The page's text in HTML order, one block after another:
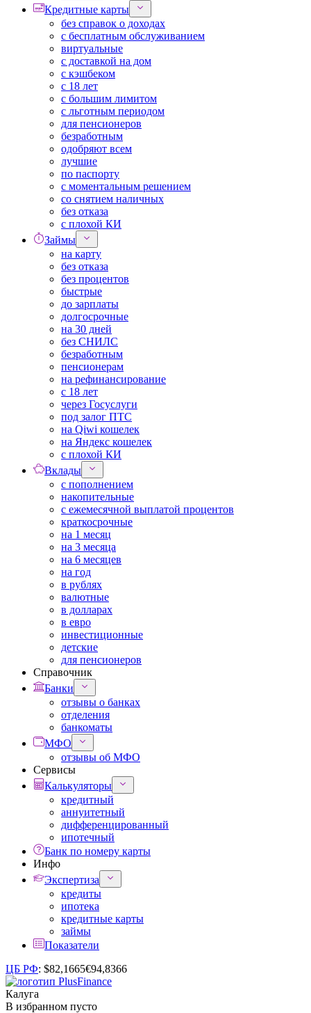
Кредитные карты
без справок о доходах
с бесплатным обслуживанием
виртуальные
с доставкой на дом
с кэшбеком
с 18 лет
с большим лимитом
с льготным периодом
для пенсионеров
безработным
одобряют всем
лучшие
по паспорту
с моментальным решением
со снятием наличных
без отказа
с плохой КИ
Займы
на карту
без отказа
без процентов
быстрые
до зарплаты
долгосрочные
на 30 дней
без СНИЛС
безработным
пенсионерам
на рефинансирование
с 18 лет
через Госуслуги
под залог ПТС
на Qiwi кошелек
на Яндекс кошелек
с плохой КИ
Вклады
с пополнением
накопительные
с ежемесячной выплатой процентов
краткосрочные
на 1 месяц
на 3 месяца
на 6 месяцев
на год
в рублях
валютные
в долларах
в евро
инвестиционные
детские
для пенсионеров
Справочник
Банки
отзывы о банках
отделения
банкоматы
МФО
отзывы об МФО
Сервисы
Калькуляторы
кредитный
аннуитетный
дифференцированный
ипотечный
Банк по номеру карты
Инфо
Экспертиза
кредиты
ипотека
кредитные карты
займы
Показатели
ЦБ РФ: $82,1665€94,8366
Калуга
В избранном пусто